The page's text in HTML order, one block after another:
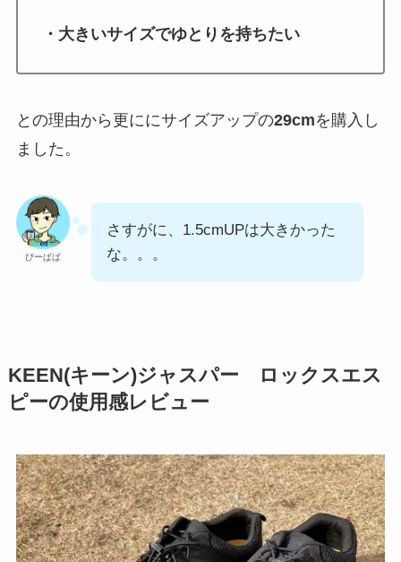
・大きいサイズでゆとりを持ちたい
との理由から更ににサイズアップの29cmを購入し
ました。
ぴーぱぱ
さすがに、1.5cmUPは大きかった
な。。。
KEEN(キーン)ジャスパー ロックスエス
ピーの使用感レビュー